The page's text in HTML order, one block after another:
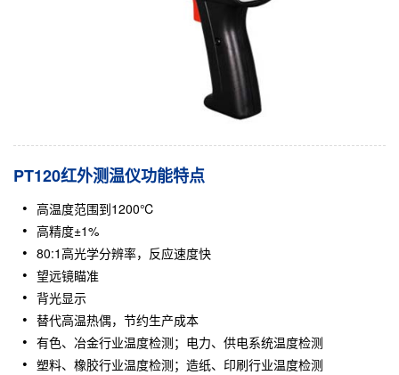
PT120红外测温仪功能特点
高温度范围到1200℃
高精度±1%
80:1高光学分辨率，反应速度快
望远镜瞄准
背光显示
替代高温热偶，节约生产成本
有色、冶金行业温度检测；电力、供电系统温度检测
塑料、橡胶行业温度检测；造纸、印刷行业温度检测